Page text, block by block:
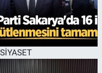
SİYASET
EĞİTİM
ÖZEL HABER